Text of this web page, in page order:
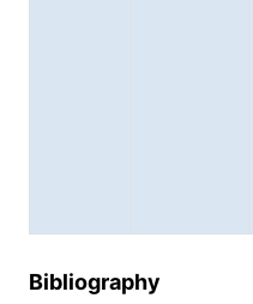
Bibliography